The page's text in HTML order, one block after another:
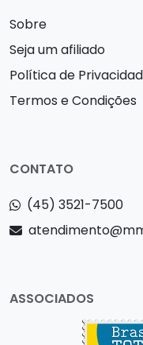
Sobre
Seja um afiliado
Política de
Termos e Condições
CONTATO
(45) 3521-7500
ASSOCIADOS